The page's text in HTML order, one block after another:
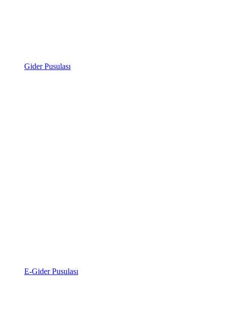
Gider Pusulası
E-Gider Pusulası